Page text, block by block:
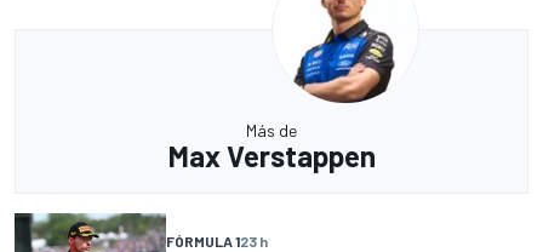
Más de
Max Verstappen
FÓRMULA 123 h